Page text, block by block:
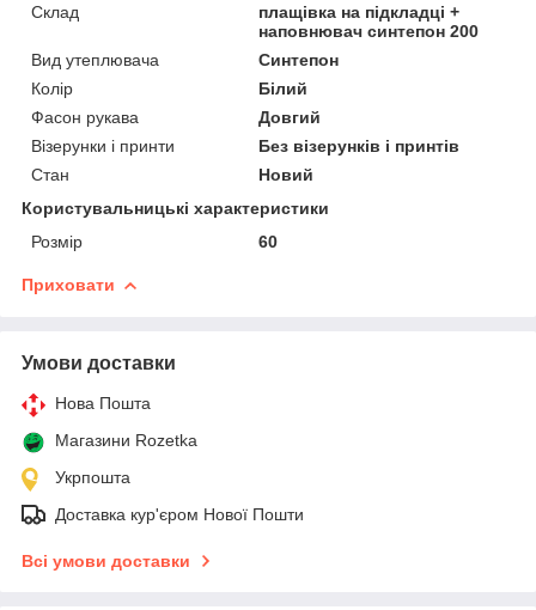
Склад
плащівка на підкладці +
наповнювач синтепон 200
Вид утеплювача
Синтепон
Колір
Білий
Фасон рукава
Довгий
Візерунки і принти
Без візерунків і принтів
Стан
Новий
Користувальницькі характеристики
Розмір
60
Приховати
Умови доставки
Нова Пошта
Магазини Rozetka
Укрпошта
Доставка кур'єром Нової Пошти
Всі умови доставки